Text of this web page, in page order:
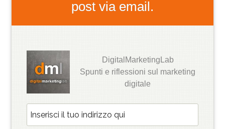
post via email.
DigitalMarketingLab
Spunti e riflessioni sul marketing
digitale